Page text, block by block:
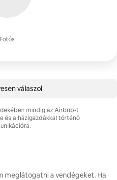
Fotós
válaszol
mindig az Airbnb-t
és a házigazdákkal történő
meglátogatni a vendégeket. Ha